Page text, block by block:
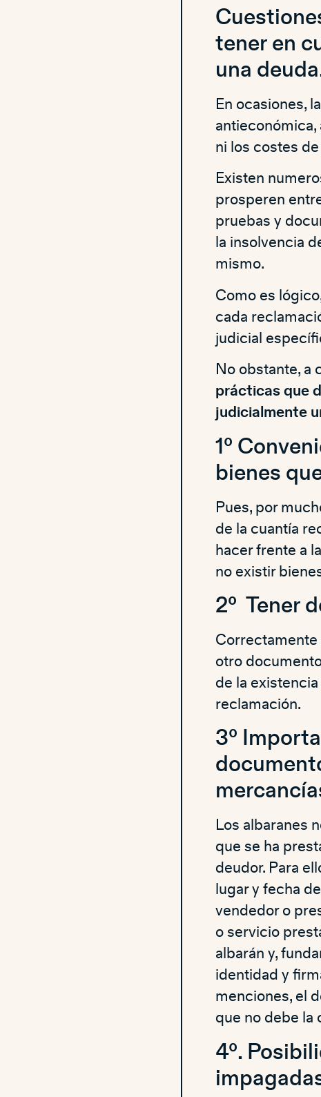
tener en
una
En ocasiones, la
antieconómica,
ni los costes
Existen
prosperen
pruebas y
la insolvencia
mismo.
Como es
cada
judicial
No obstante, a
prácticas que
judicialmente
1º
bienes
Pues, por
de la cuantía
hacer frente a
no existir
2º Tener
Correctamente
otro
de la
reclamación.
3º
Los albaranes
que se ha
deudor. Para
lugar y fecha
vendedor o
o servicio
albarán y,
identidad y
menciones, el
que no debe la
4º.